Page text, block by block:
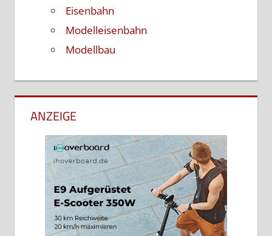
Eisenbahn
Modelleisenbahn
Modellbau
ANZEIGE